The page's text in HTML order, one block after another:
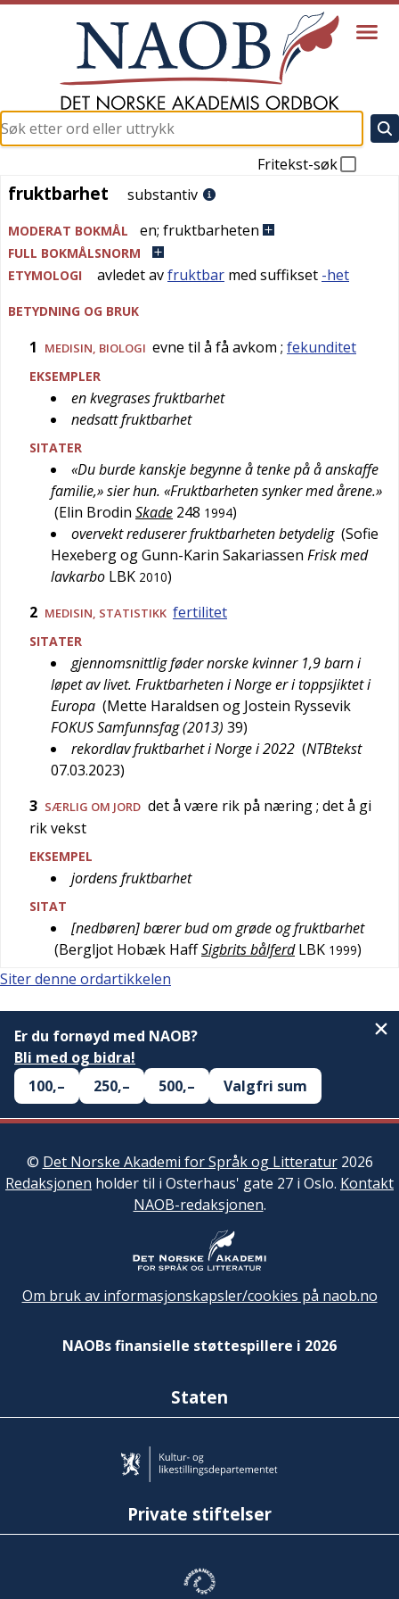
Fritekst-søk
fruktbarhet
fruktbarhet substantiv
MODERAT BOKMÅL en; fruktbarheten
FULL BOKMÅLSNORM
ETYMOLOGI
avledet avfruktbar med suffikset -het
BETYDNING OG BRUK
1 MEDISIN, BIOLOGI evne til å få avkom ; fekunditet
EKSEMPLER
en kvegrases fruktbarhet
nedsatt fruktbarhet
SITATER
«Du burde kanskje begynne å tenke på å anskaffe
familie,» sier hun. «Fruktbarheten synker med årene.»
(Elin Brodin Skade 248 1994)
overvekt reduserer fruktbarheten betydelig (Sofie
Hexeberg og Gunn-Karin Sakariassen Frisk med
lavkarbo LBK 2010)
2 MEDISIN, STATISTIKK fertilitet
SITATER
gjennomsnittlig føder norske kvinner 1,9 barn i
løpet av livet. Fruktbarheten i Norge er i toppsjiktet i
Europa (Mette Haraldsen og Jostein Ryssevik
FOKUS Samfunnsfag (2013) 39)
rekordlav fruktbarhet i Norge i 2022 (NTBtekst
07.03.2023)
3 SÆRLIG OM JORD det å være rik på næring; det å gi
rik vekst
EKSEMPEL
jordens fruktbarhet
SITAT
[nedbøren] bærer bud om grøde og fruktbarhet
(Bergljot Hobæk HaffSigbrits bålferd LBK 1999)
Siter denne ordartikkelen
Er du fornøyd med NAOB?
Bli med og bidra!
100,–
250,– 500,– Valgfri sum
© Det Norske Akademi for Språk og Litteratur2026
Redaksjonen holder til i Osterhaus' gate 27 i Oslo. Kontakt
NAOB-redaksjonen.
Om bruk av informasjonskapsler/cookies på naob.no
NAOBs finansielle støttespillere i 2026
Staten
Private stiftelser